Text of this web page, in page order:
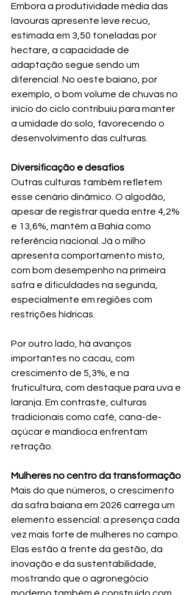
Embora a produtividade média das
lavouras apresente leve recuo,
estimada em 3,50 toneladas por
hectare, a capacidade de
adaptação segue sendo um
diferencial. No oeste baiano, por
exemplo, o bom volume de chuvas no
início do ciclo contribuiu para manter
a umidade do solo, favorecendo o
desenvolvimento das culturas.
Diversificação e desafios
Outras culturas também refletem
esse cenário dinâmico. O algodão,
apesar de registrar queda entre 4,2%
e 13,6%, mantém a Bahia como
referência nacional. Já o milho
apresenta comportamento misto,
com bom desempenho na primeira
safra e dificuldades na segunda,
especialmente em regiões com
restrições hídricas.
Por outro lado, há avanços
importantes no cacau, com
crescimento de 5,3%, e na
fruticultura, com destaque para uva e
laranja. Em contraste, culturas
tradicionais como café, cana-de-
açúcar e mandioca enfrentam
retração.
Mulheres no centro da transformação
Mais do que números, o crescimento
da safra baiana em 2026 carrega um
elemento essencial: a presença cada
vez mais forte de mulheres no campo.
Elas estão à frente da gestão, da
inovação e da sustentabilidade,
mostrando que o agronegócio